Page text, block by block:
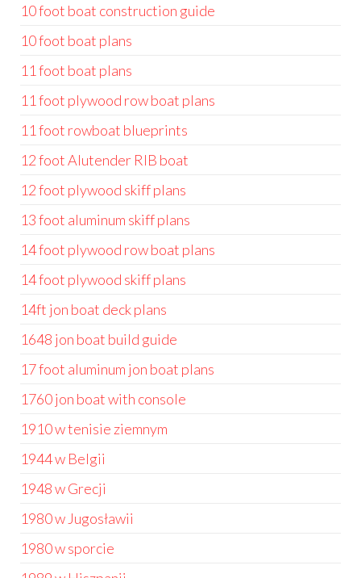
10 foot boat construction guide
10 foot boat plans
11 foot boat plans
11 foot plywood row boat plans
11 foot rowboat blueprints
12 foot Alutender RIB boat
12 foot plywood skiff plans
13 foot aluminum skiff plans
14 foot plywood row boat plans
14 foot plywood skiff plans
14ft jon boat deck plans
1648 jon boat build guide
17 foot aluminum jon boat plans
1760 jon boat with console
1910 w tenisie ziemnym
1944 w Belgii
1948 w Grecji
1980 w Jugosławii
1980 w sporcie